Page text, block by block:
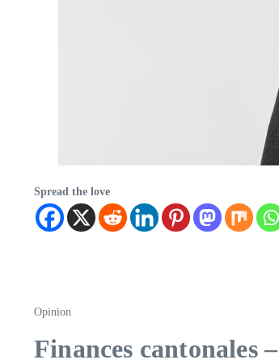
Spread the love
Opinion
Finances cantonales–